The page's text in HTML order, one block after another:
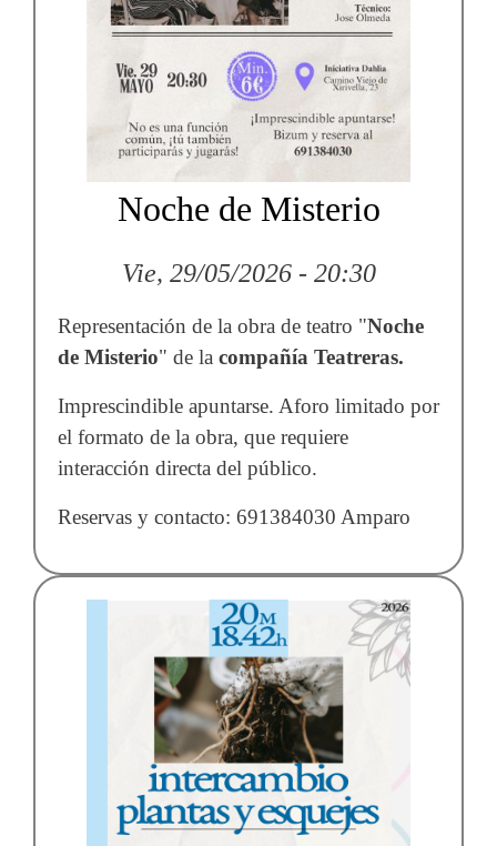
Noche de Misterio
Vie, 29/05/2026 - 20:30
Representación de la obra de teatro "Noche
de Misterio" de la compañía Teatreras.
Imprescindible apuntarse. Aforo limitado por
el formato de la obra, que requiere
interacción directa del público.
Reservas y contacto: 691384030 Amparo